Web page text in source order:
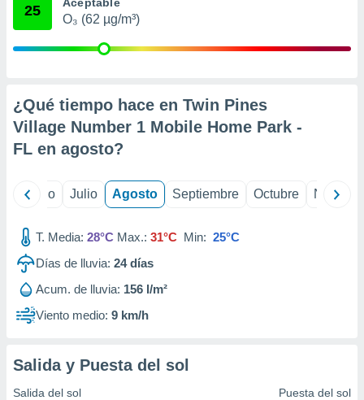
publicidad
publicidad
1199
25
O₃ (62 µg/m³)
¿Qué tiempo hace en Twin Pines
Village Number 1 Mobile Home Park -
FL en agosto?
Junio Julio Agosto Septiembre Octubre
T. Media: 28°C Max.: 31°C Min: 25°C
Días de lluvia: 24días
Acum. de lluvia: 156 l/m²
Viento medio: 9 km/h
Salida y Puesta del sol
Salida del sol Puesta del sol